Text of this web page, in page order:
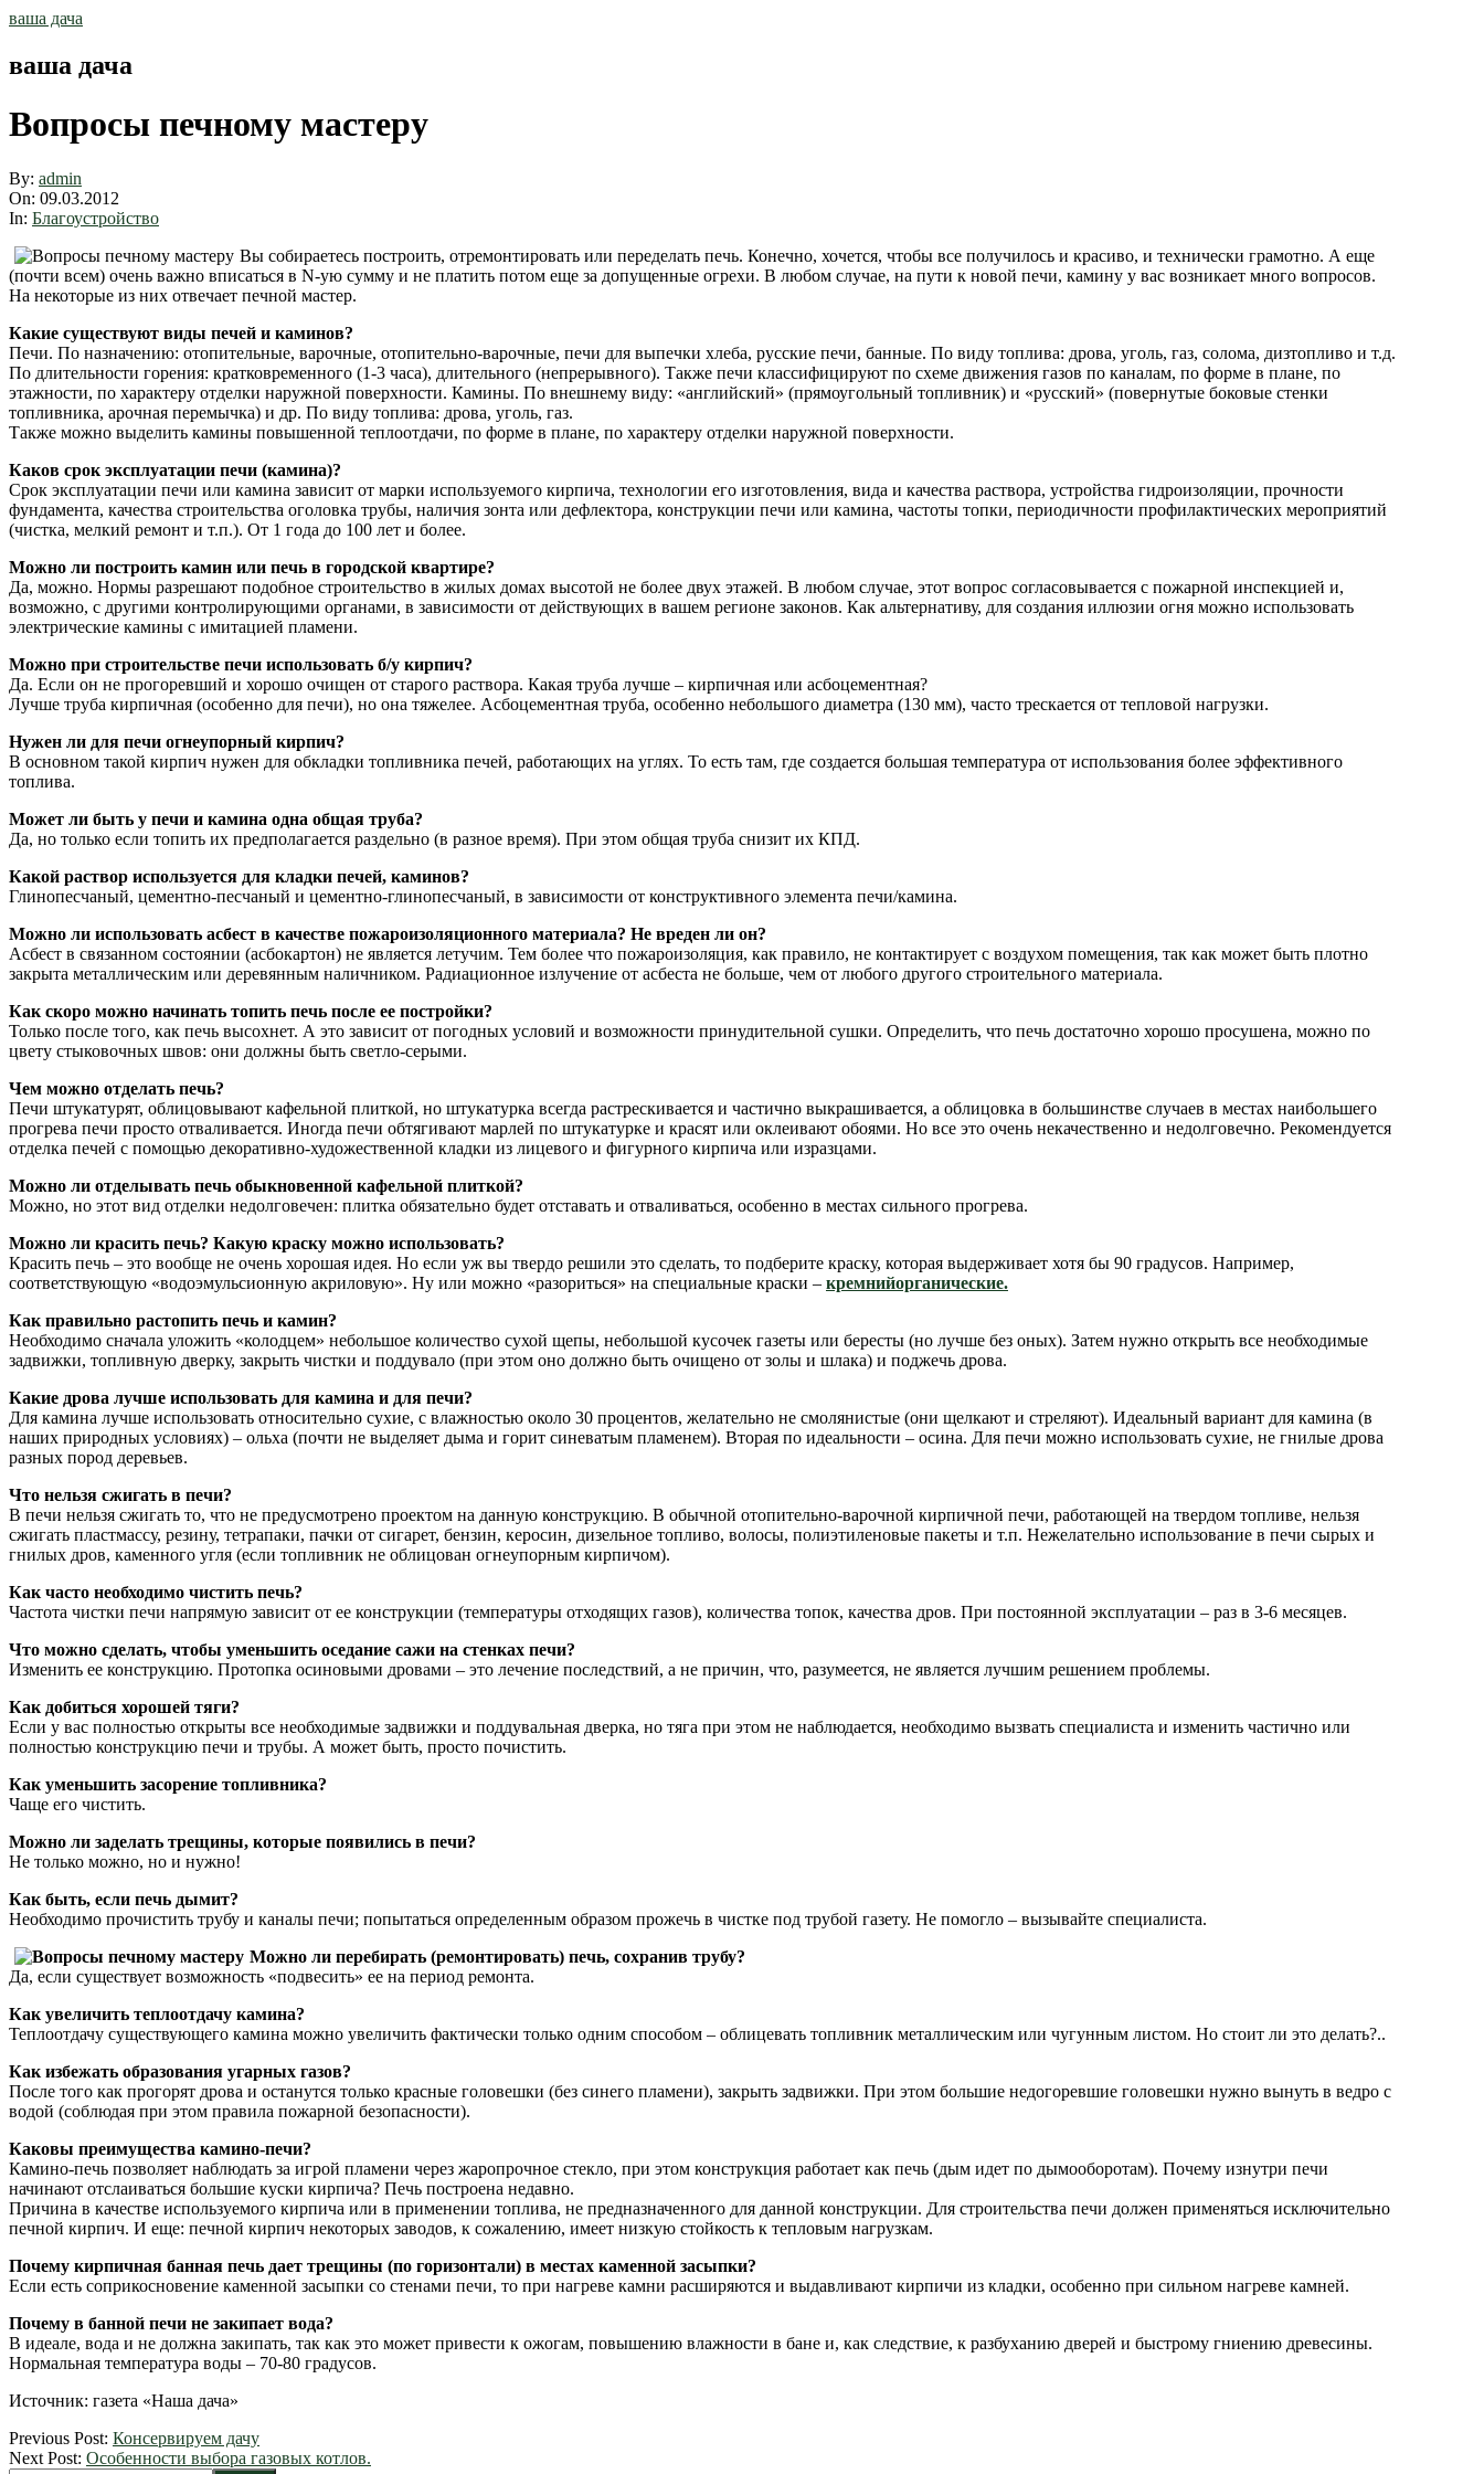
Skip
ваша дача
ваша дача
Вопросы печному мастеру
By: admin
On: 09.03.2012
In: Благоустройство
Вы собираетесь построить, отремонтировать или переделать печь. Конечно, хочется, чтобы все получилось и красиво, и технически грамотно. А еще
(почти всем) очень важно вписаться в N-ую сумму и не платить потом еще за допущенные огрехи. В любом случае, на пути к новой печи, камину у вас возникает много вопросов.
На некоторые из них отвечает печной мастер.
Какие существуют виды печей и каминов?
Печи. По назначению: отопительные, варочные, отопительно-варочные, печи для выпечки хлеба, русские печи, банные. По виду топлива: дрова, уголь, газ, солома, дизтопливо и т.д.
По длительности горения: кратковременного (1-3 часа), длительного (непрерывного). Также печи классифицируют по схеме движения газов по каналам, по форме в плане, по
этажности, по характеру отделки наружной поверхности. Камины. По внешнему виду: «английский» (прямоугольный топливник) и «русский» (повернутые боковые стенки
топливника, арочная перемычка) и др. По виду топлива: дрова, уголь, газ.
Также можно выделить камины повышенной теплоотдачи, по форме в плане, по характеру отделки наружной поверхности.
Каков срок эксплуатации печи (камина)?
Срок эксплуатации печи или камина зависит от марки используемого кирпича, технологии его изготовления, вида и качества раствора, устройства гидроизоляции, прочности
фундамента, качества строительства оголовка трубы, наличия зонта или дефлектора, конструкции печи или камина, частоты топки, периодичности профилактических мероприятий
(чистка, мелкий ремонт и т.п.). От 1 года до 100 лет и более.
Можно ли построить камин или печь в городской квартире?
Да, можно. Нормы разрешают подобное строительство в жилых домах высотой не более двух этажей. В любом случае, этот вопрос согласовывается с пожарной инспекцией и,
возможно, с другими контролирующими органами, в зависимости от действующих в вашем регионе законов. Как альтернативу, для создания иллюзии огня можно использовать
электрические камины с имитацией пламени.
Можно при строительстве печи использовать б/у кирпич?
Да. Если он не прогоревший и хорошо очищен от старого раствора. Какая труба лучше – кирпичная или асбоцементная?
Лучше труба кирпичная (особенно для печи), но она тяжелее. Асбоцементная труба, особенно небольшого диаметра (130 мм), часто трескается от тепловой нагрузки.
Нужен ли для печи огнеупорный кирпич?
В основном такой кирпич нужен для обкладки топливника печей, работающих на углях. То есть там, где создается большая температура от использования более эффективного
топлива.
Может ли быть у печи и камина одна общая труба?
Да, но только если топить их предполагается раздельно (в разное время). При этом общая труба снизит их КПД.
Какой раствор используется для кладки печей, каминов?
Глинопесчаный, цементно-песчаный и цементно-глинопесчаный, в зависимости от конструктивного элемента печи/камина.
Можно ли использовать асбест в качестве пожароизоляционного материала? Не вреден ли он?
Асбест в связанном состоянии (асбокартон) не является летучим. Тем более что пожароизоляция, как правило, не контактирует с воздухом помещения, так как может быть плотно
закрыта металлическим или деревянным наличником. Радиационное излучение от асбеста не больше, чем от любого другого строительного материала.
Как скоро можно начинать топить печь после ее постройки?
Только после того, как печь высохнет. А это зависит от погодных условий и возможности принудительной сушки. Определить, что печь достаточно хорошо просушена, можно по
цвету стыковочных швов: они должны быть светло-серыми.
Чем можно отделать печь?
Печи штукатурят, облицовывают кафельной плиткой, но штукатурка всегда растрескивается и частично выкрашивается, а облицовка в большинстве случаев в местах наибольшего
прогрева печи просто отваливается. Иногда печи обтягивают марлей по штукатурке и красят или оклеивают обоями. Но все это очень некачественно и недолговечно. Рекомендуется
отделка печей с помощью декоративно-художественной кладки из лицевого и фигурного кирпича или изразцами.
Можно ли отделывать печь обыкновенной кафельной плиткой?
Можно, но этот вид отделки недолговечен: плитка обязательно будет отставать и отваливаться, особенно в местах сильного прогрева.
Можно ли красить печь? Какую краску можно использовать?
Красить печь – это вообще не очень хорошая идея. Но если уж вы твердо решили это сделать, то подберите краску, которая выдерживает хотя бы 90 градусов. Например,
соответствующую «водоэмульсионную акриловую». Ну или можно «разориться» на специальные краски – кремнийорганические.
Как правильно растопить печь и камин?
Необходимо сначала уложить «колодцем» небольшое количество сухой щепы, небольшой кусочек газеты или бересты (но лучше без оных). Затем нужно открыть все необходимые
задвижки, топливную дверку, закрыть чистки и поддувало (при этом оно должно быть очищено от золы и шлака) и поджечь дрова.
Какие дрова лучше использовать для камина и для печи?
Для камина лучше использовать относительно сухие, с влажностью около 30 процентов, желательно не смолянистые (они щелкают и стреляют). Идеальный вариант для камина (в
наших природных условиях) – ольха (почти не выделяет дыма и горит синеватым пламенем). Вторая по идеальности – осина. Для печи можно использовать сухие, не гнилые дрова
разных пород деревьев.
Что нельзя сжигать в печи?
В печи нельзя сжигать то, что не предусмотрено проектом на данную конструкцию. В обычной отопительно-варочной кирпичной печи, работающей на твердом топливе, нельзя
сжигать пластмассу, резину, тетрапаки, пачки от сигарет, бензин, керосин, дизельное топливо, волосы, полиэтиленовые пакеты и т.п. Нежелательно использование в печи сырых и
гнилых дров, каменного угля (если топливник не облицован огнеупорным кирпичом).
Как часто необходимо чистить печь?
Частота чистки печи напрямую зависит от ее конструкции (температуры отходящих газов), количества топок, качества дров. При постоянной эксплуатации – раз в 3-6 месяцев.
Что можно сделать, чтобы уменьшить оседание сажи на стенках печи?
Изменить ее конструкцию. Протопка осиновыми дровами – это лечение последствий, а не причин, что, разумеется, не является лучшим решением проблемы.
Как добиться хорошей тяги?
Если у вас полностью открыты все необходимые задвижки и поддувальная дверка, но тяга при этом не наблюдается, необходимо вызвать специалиста и изменить частично или
полностью конструкцию печи и трубы. А может быть, просто почистить.
Как уменьшить засорение топливника?
Чаще его чистить.
Можно ли заделать трещины, которые появились в печи?
Не только можно, но и нужно!
Как быть, если печь дымит?
Необходимо прочистить трубу и каналы печи; попытаться определенным образом прожечь в чистке под трубой газету. Не помогло – вызывайте специалиста.
Можно ли перебирать (ремонтировать) печь, сохранив трубу?
Да, если существует возможность «подвесить» ее на период ремонта.
Как увеличить теплоотдачу камина?
Теплоотдачу существующего камина можно увеличить фактически только одним способом – облицевать топливник металлическим или чугунным листом. Но стоит ли это делать?..
Как избежать образования угарных газов?
После того как прогорят дрова и останутся только красные головешки (без синего пламени), закрыть задвижки. При этом большие недогоревшие головешки нужно вынуть в ведро с
водой (соблюдая при этом правила пожарной безопасности).
Каковы преимущества камино-печи?
Камино-печь позволяет наблюдать за игрой пламени через жаропрочное стекло, при этом конструкция работает как печь (дым идет по дымооборотам). Почему изнутри печи
начинают отслаиваться большие куски кирпича? Печь построена недавно.
Причина в качестве используемого кирпича или в применении топлива, не предназначенного для данной конструкции. Для строительства печи должен применяться исключительно
печной кирпич. И еще: печной кирпич некоторых заводов, к сожалению, имеет низкую стойкость к тепловым нагрузкам.
Почему кирпичная банная печь дает трещины (по горизонтали) в местах каменной засыпки?
Если есть соприкосновение каменной засыпки со стенами печи, то при нагреве камни расширяются и выдавливают кирпичи из кладки, особенно при сильном нагреве камней.
Почему в банной печи не закипает вода?
В идеале, вода и не должна закипать, так как это может привести к ожогам, повышению влажности в бане и, как следствие, к разбуханию дверей и быстрому гниению древесины.
Нормальная температура воды – 70-80 градусов.
Источник: газета «Наша дача»
2012-
03-
Previous Post: Консервируем дачу
Next Post: Особенности выбора газовых котлов.